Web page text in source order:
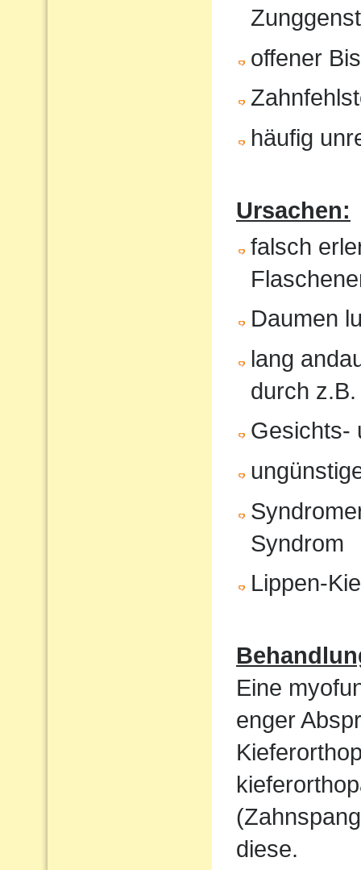
offener
häufig
Ursachen:
falsch
Daumen
lang
durch
Gesichts-
Syndrom
Lippen-
Eine
enger
diese.